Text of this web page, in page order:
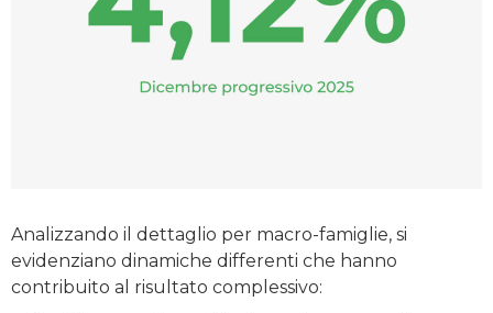
Analizzando il dettaglio per macro-famiglie, si
evidenziano dinamiche differenti che hanno
contribuito al risultato complessivo: